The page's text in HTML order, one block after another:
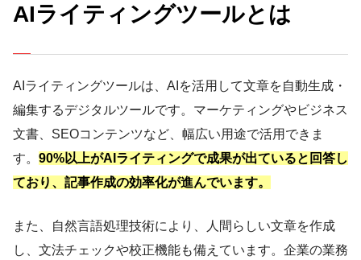
AIライティングツールとは
AIライティングツールは、AIを活用して文章を自動生成・
編集するデジタルツールです。マーケティングやビジネス
文書、SEOコンテンツなど、幅広い用途で活用できま
す。 90%以上がAIライティングで成果が出ていると回答し
ており、記事作成の効率化が進んでいます。
また、自然言語処理技術により、人間らしい文章を作成
し、文法チェックや校正機能も備えています。企業の業務